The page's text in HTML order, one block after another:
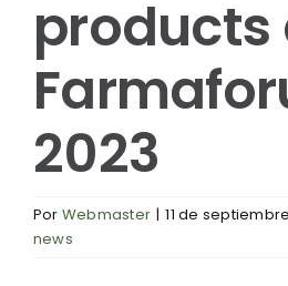
products
2023
Por Webmaster | 11 de
news